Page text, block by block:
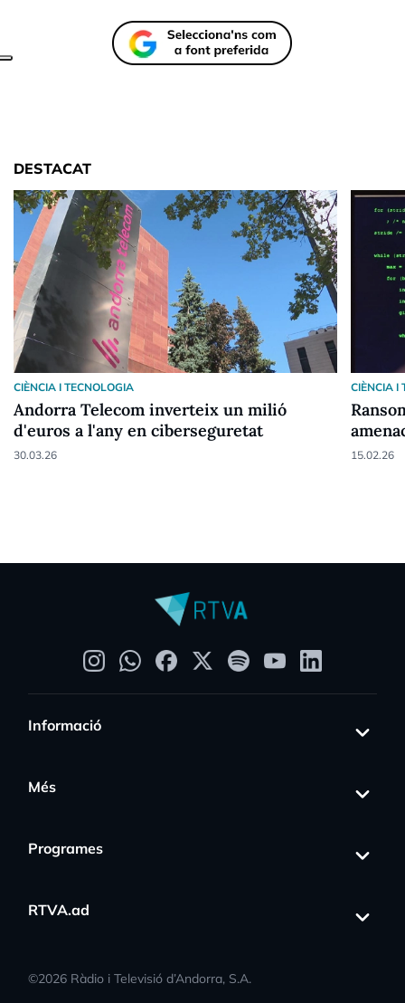
DESTACAT
CIÈNCIA I TECNOLOGIA
Andorra Telecom inverteix un milió
d'euros a l'any en ciberseguretat
30.03.26
CIÈNCIA I
15.02.26
Informació
Més
Programes
RTVA.ad
©2026 Ràdio i Televisió d’Andorra, S.A.